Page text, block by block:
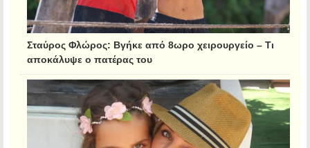
Σταύρος Φλώρος: Βγήκε από 8ωρο χειρουργείο – Τι
αποκάλυψε ο πατέρας του